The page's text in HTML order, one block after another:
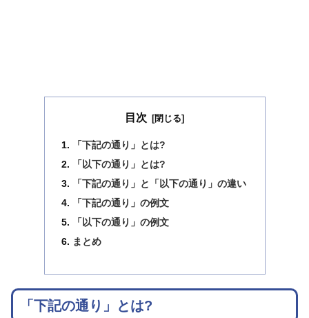
目次
「下記の通り」とは?
「以下の通り」とは?
「下記の通り」と「以下の通り」の違い
「下記の通り」の例文
「以下の通り」の例文
まとめ
「下記の通り」とは?